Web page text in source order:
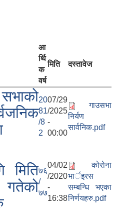
आ
र्थि
क
वर्ष
मिति दस्तावेज
20
81
/8
2
07/29
/2025
-
00:00
गाउसभा
निर्यण
सार्वनिक.pdf
मिति
गतेको
७६
/
७७
04/02
/2020
-
16:38
कोरोना
भार्इरस
सम्बन्धि भएका
निर्णयहरु.pdf